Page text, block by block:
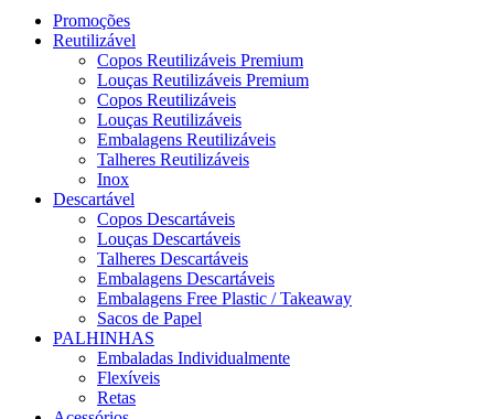
Promoções
Reutilizável
Copos Reutilizáveis Premium
Louças Reutilizáveis Premium
Copos Reutilizáveis
Louças Reutilizáveis
Embalagens Reutilizáveis
Talheres Reutilizáveis
Inox
Descartável
Copos Descartáveis
Louças Descartáveis
Talheres Descartáveis
Embalagens Descartáveis
Embalagens Free Plastic / Takeaway
Sacos de Papel
PALHINHAS
Embaladas Individualmente
Flexíveis
Retas